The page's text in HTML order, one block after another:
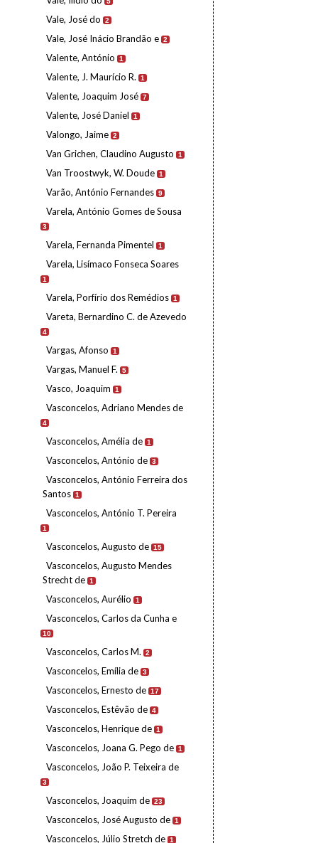
Vale, José do 2
Vale, José Inácio Brandão e 2
Valente, António 1
Valente, J. Maurício R. 1
Valente, Joaquim José 7
Valente, José Daniel 1
Valongo, Jaime 2
Van Grichen, Claudino Augusto 1
Van Troostwyk, W. Doude 1
Varão, António Fernandes 9
Varela, António Gomes de Sousa
3
Varela, Fernanda Pimentel 1
Varela, Lisímaco Fonseca Soares
1
Varela, Porfírio dos Remédios 1
Vareta, Bernardino C. de Azevedo
4
Vargas, Afonso 1
Vargas, Manuel F. 5
Vasco, Joaquim 1
Vasconcelos, Adriano Mendes de
4
Vasconcelos, Amélia de 1
Vasconcelos, António de 3
Vasconcelos, António Ferreira dos
Santos 1
Vasconcelos, António T. Pereira
1
Vasconcelos, Augusto de 15
Vasconcelos, Augusto Mendes
Strecht de 1
Vasconcelos, Aurélio 1
Vasconcelos, Carlos da Cunha e
10
Vasconcelos, Carlos M. 2
Vasconcelos, Emília de 3
Vasconcelos, Ernesto de 17
Vasconcelos, Estêvão de 4
Vasconcelos, Henrique de 1
Vasconcelos, Joana G. Pego de 1
Vasconcelos, João P. Teixeira de
3
Vasconcelos, Joaquim de 23
Vasconcelos, José Augusto de 1
Vasconcelos, Júlio Stretch de 1